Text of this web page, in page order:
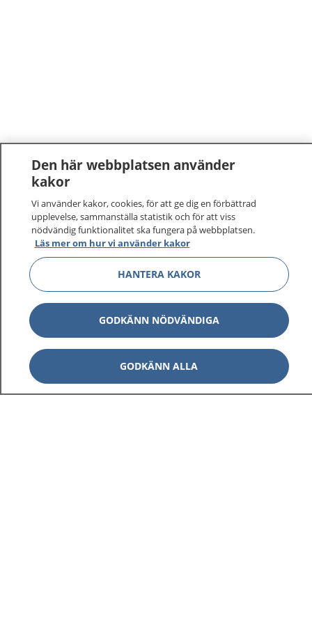
Den här webbplatsen använder
kakor
Vi använder kakor, cookies, för att ge dig en förbättrad
upplevelse, sammanställa statistik och för att viss
nödvändig funktionalitet ska fungera på webbplatsen.
Läs mer om hur vi använder kakor
HANTERA KAKOR
GODKÄNN NÖDVÄNDIGA
GODKÄNN ALLA